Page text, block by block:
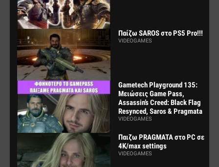
Παίζω SAROS στο PS5 Pro!!!
VIDEOGAMES
Gametech Playground 135:
Μειώσεις Game Pass,
Assassin’s Creed: Black Flag
Resynced, Saros & Pragmata
VIDEOGAMES
Παιζω PRAGMATA στο PC σε
4K/max settings
VIDEOGAMES